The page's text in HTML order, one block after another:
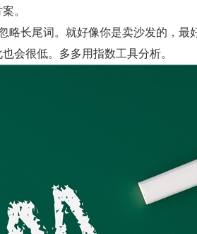
。
略长尾词。就好像你是卖沙发的，最
会很低。多多用指数工具分析。